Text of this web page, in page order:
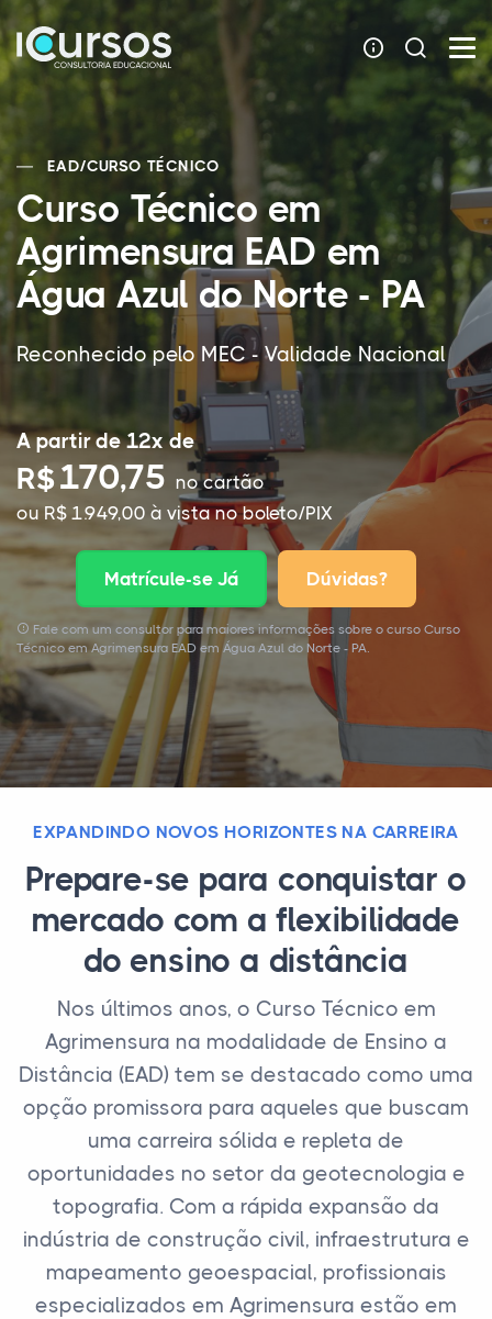
EAD/CURSO TÉCNICO
Curso Técnico em
Agrimensura EAD em
Água Azul do Norte - PA
Reconhecido pelo MEC - Validade Nacional
A partir de 12x de
R$170,75 no cartão
ou R$ 1.949,00 à vista no boleto/PIX
Matrícule-se Já Dúvidas?
Fale com um consultor para maiores informações sobre o curso Curso
Técnico em Agrimensura EAD em Água Azul do Norte - PA.
EXPANDINDO NOVOS HORIZONTES NA CARREIRA
Prepare-se para conquistar o
mercado com a flexibilidade
do ensino a distância
Nos últimos anos, o Curso Técnico em
Agrimensura na modalidade de Ensino a
Distância (EAD) tem se destacado como uma
opção promissora para aqueles que buscam
uma carreira sólida e repleta de
oportunidades no setor da geotecnologia e
topografia. Com a rápida expansão da
indústria de construção civil, infraestrutura e
mapeamento geoespacial, profissionais
especializados em Agrimensura estão em